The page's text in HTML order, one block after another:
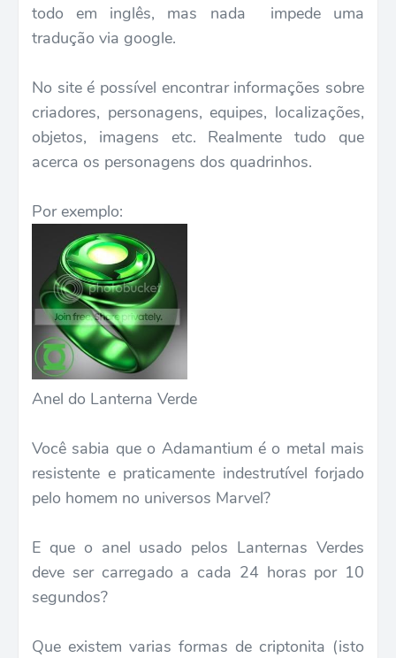
todo em inglês, mas nada impede uma
tradução via google.
No site é possível encontrar informações sobre
criadores, personagens, equipes, localizações,
objetos, imagens etc. Realmente tudo que
acerca os personagens dos quadrinhos.
Por exemplo:
Anel do Lanterna Verde
Você sabia que o Adamantium é o metal mais
resistente e praticamente indestrutível forjado
pelo homem no universos Marvel?
E que o anel usado pelos Lanternas Verdes
deve ser carregado a cada 24 horas por 10
segundos?
Que existem varias formas de criptonita (isto